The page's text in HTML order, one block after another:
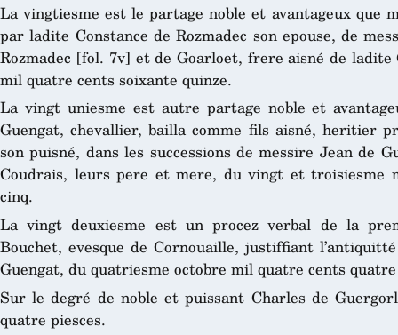
La vingtiesme est le partage noble et avantageux que
par ladite Constance de Rozmadec son epouse, de
Rozmadec [fol. 7v] et de Goarloet, frere aisné de ladite
mil quatre cents soixante quinze.
La vingt uniesme est autre partage noble et
Guengat, chevallier, bailla comme fils aisné, heritier
son puisné, dans les successions de messire Jean de
Coudrais, leurs pere et mere, du vingt et troisiesme
cinq.
La vingt deuxiesme est un procez verbal de la
Bouchet, evesque de Cornouaille, justiffiant
Guengat, du quatriesme octobre mil quatre cents
Sur le degré de noble et puissant Charles de
quatre piesces.